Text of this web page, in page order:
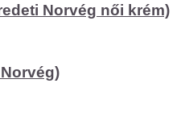
Norvég női krém)